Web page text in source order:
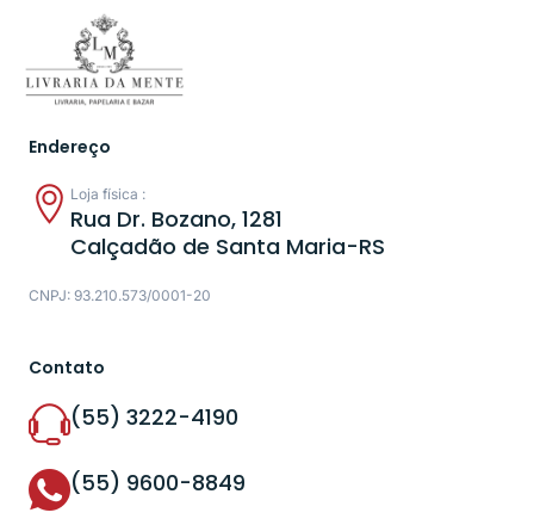
Endereço
Loja física :
Rua Dr. Bozano, 1281
Calçadão de Santa Maria-RS
CNPJ: 93.210.573/0001-20
Contato
(55) 3222-4190
(55) 9600-8849